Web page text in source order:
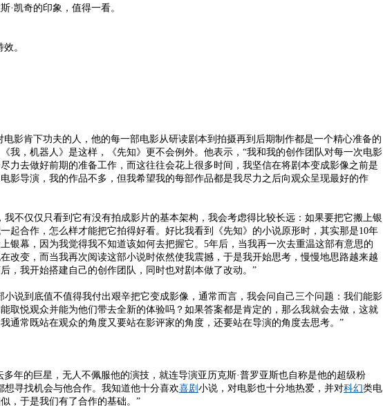
·凯奇的印象，值得一看。
。
肯下功夫的人，他的每一部电影从研读剧本到拍摄再到后期制作都是一个精心准备的
我，机器人》是这样，《先知》更不会例外。他表示，“我和我的创作团队对每一次电影
力去做好前期的准备工作，而这往往会花上很多时间，我坚信在将剧本变成影像之前是
影导演，我的作品不多，但我希望我的每部作品都是我尽力之后向观众呈现最好的作
仅仅只看到它有没有拍成影片的基本架构，我会考虑得比较长远：如果要把它搬上银
起合作，怎么样才能把它拍得好看。好比我看到《先知》的小说原形时，其实那是10年
银幕，因为我觉得我不知道该如何去把握它。5年后，当我再一次去重温这部有意思的
改变，而当我再次阅读这部小说时依然使我震撼，于是我开始思考，慢慢地思路越来越
，我开始搭建自己的创作团队，同时也对剧本做了改动。”
说到底值不值得我付出艰辛把它变成影像，通常而言，我会问自己三个问题：我们能影
取悦观众并能为他们带去全新的体验吗？如果答案都是肯定的，那么我就会去做，这就
通常既站在观众的角度又要站在影评家的角度，还要站在导演的角度去思考。”
的巨星，无人不佩服他的演技，就连导演亚历克斯·普罗亚斯也自称是他的超级粉
寻找机会与他合作。我知道他十分喜欢喜剧 小说，对电影也十分地热爱，并对科幻类电
，于是我们有了合作的基础。”